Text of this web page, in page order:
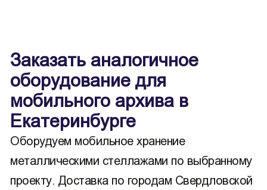
Заказать аналогичное
оборудование для
мобильного архива в
Екатеринбурге
Оборудуем мобильное хранение
металлическими стеллажами по выбранному
проекту. Доставка по городам Свердловской